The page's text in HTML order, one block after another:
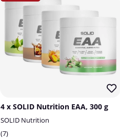
4 x SOLID Nutrition EAA, 300 g
SOLID Nutrition
7